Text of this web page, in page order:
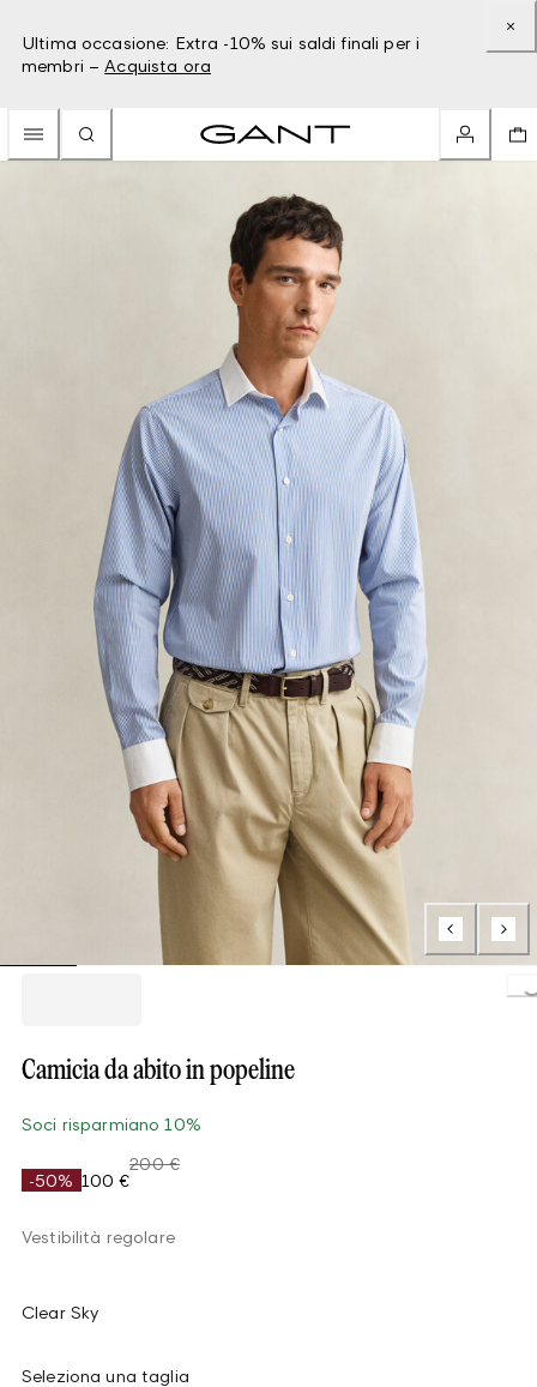
Ultima occasione: Extra -10% sui saldi finali per i
membri – Acquista ora
Camicia da abito in popeline
Soci risparmiano 10%
-50% 100 €
200 €
Vestibilità regolare
Clear Sky
Seleziona una taglia